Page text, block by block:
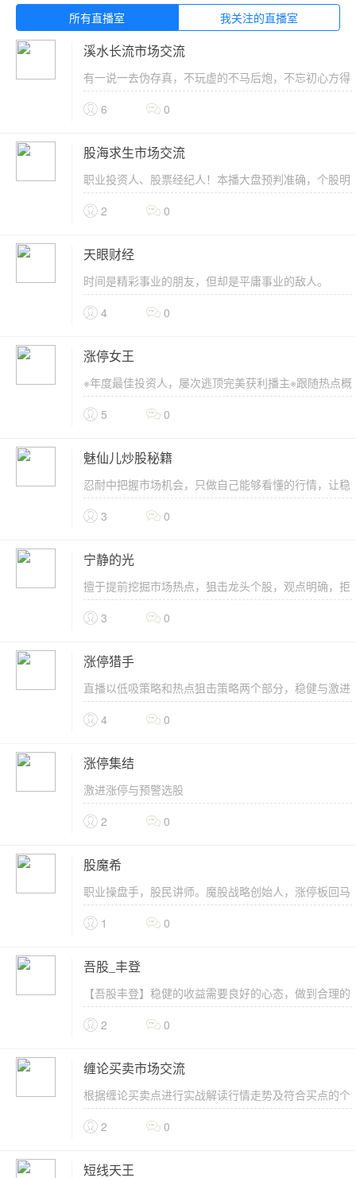
所有直播室 我关注的直播室
溪水长流市场交流
有一说一去伪存真，不玩虚的不马后炮，不忘初心方得
始终。843935902
6 0
股海求生市场交流
职业投资人、股票经纪人！本播大盘预判准确，个股明
确把握！！多次成功提示逃顶和抄底！...
2 0
天眼财经
时间是精彩事业的朋友，但却是平庸事业的敌人。
4
0
涨停女王
※年度最佳投资人，屡次逃顶完美获利播主※跟随热点概
念理清 抓住机遇狠杀个股 涨停多多唯有女王 观战实力
5 0
魅仙儿炒股秘籍
忍耐中把握市场机会，只做自己能够看懂的行情，让稳
健盈利成为一种习惯。专门挖掘中期翻倍牛股，长期跟
3 0
宁静的光
擅于提前挖掘市场热点，狙击龙头个股，观点明确，拒
绝模棱两可。重大底部提示从未失手，深受股民喜爱...
3 0
涨停猎手
直播以低吸策略和热点狙击策略两个部分，稳健与激进
并存4 0
涨停集结
激进涨停与预警选股
2
0
股魔希
职业操盘手，股民讲师。魔股战略创始人，涨停板回马
枪的进化手法。
1 0
吾股_丰登
【吾股丰登】稳健的收益需要良好的心态，做到合理的
控制风险，养成良好的投资习惯，也会少走弯路。
2 0
缠论买卖市场交流
根据缠论买卖点进行实战解读行情走势及符合买点的个
股把握，欢迎跟踪关注。......
2 0
短线天王